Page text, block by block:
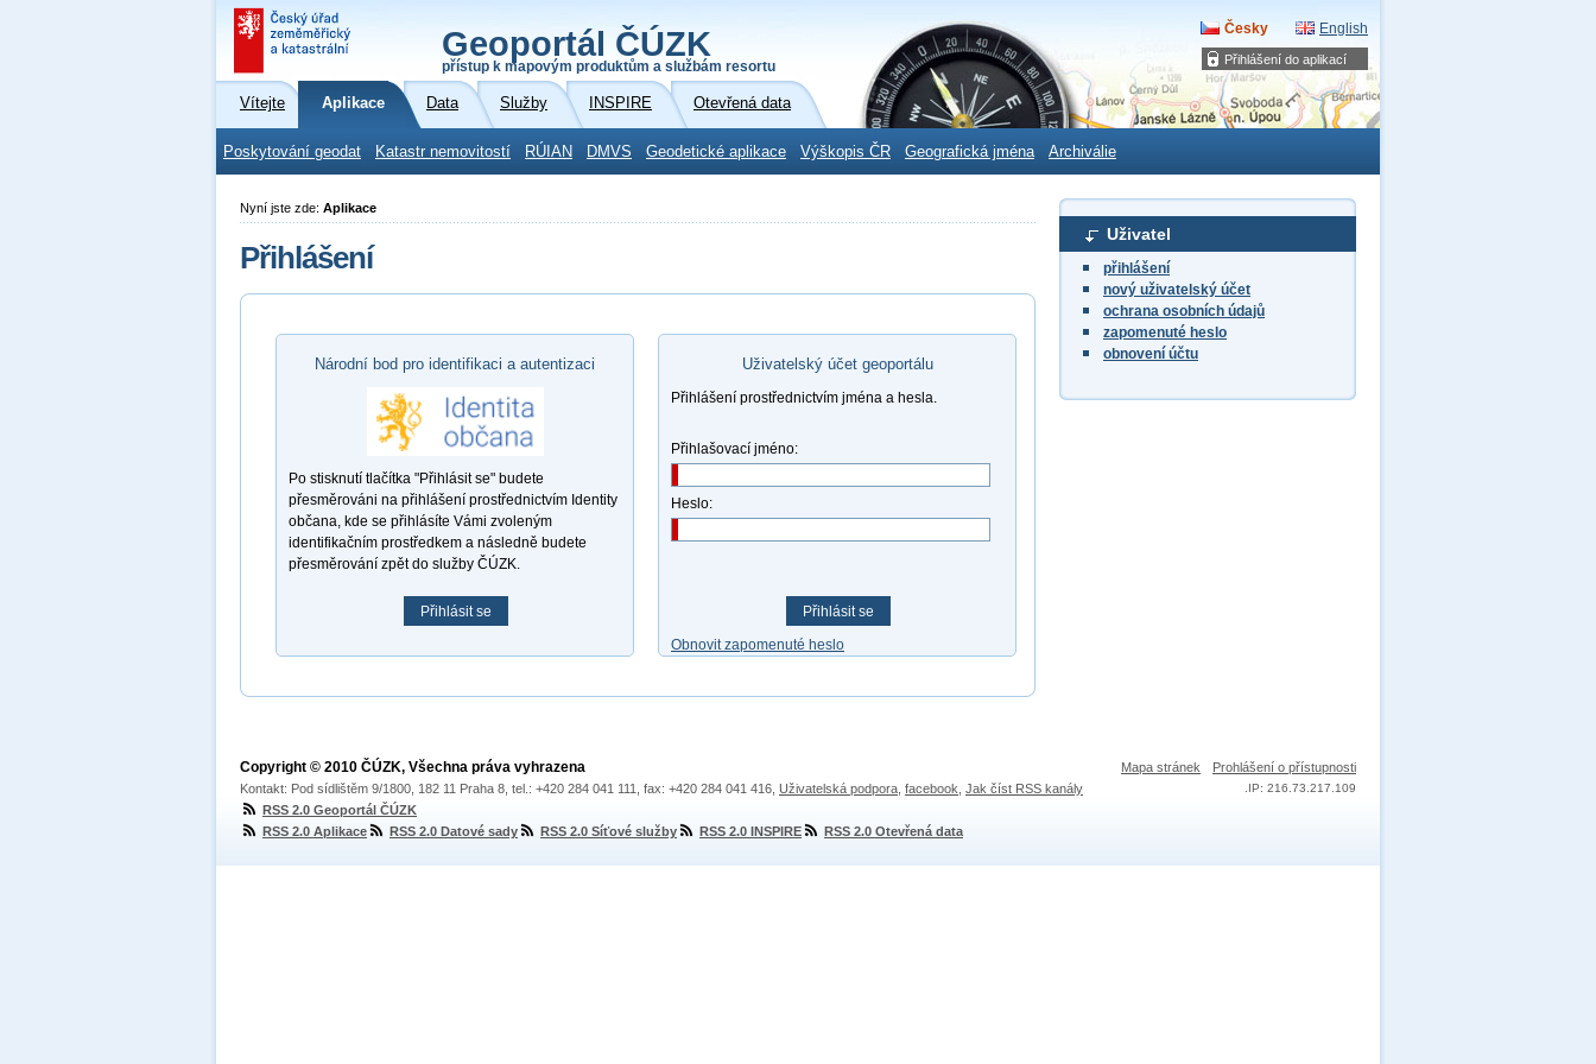
Přihlášení do aplikací
Geoportál ČÚZK
přístup k mapovým produktům a službám resortu
Česky English
Vítejte Aplikace Data Služby INSPIRE Otevřená data
Poskytování geodat Katastr nemovitostí RÚIAN DMVS Geodetické aplikace Výškopis ČR Geografická jména Archiválie
Uživatel
přihlášení
nový uživatelský účet
ochrana osobních údajů
zapomenuté heslo
obnovení účtu
Nyní jste zde: Aplikace
Přihlášení
Národní bod pro identifikaci a autentizaci
Po stisknutí tlačítka "Přihlásit se" budete
přesměrováni na přihlášení prostřednictvím Identity
občana, kde se přihlásíte Vámi zvoleným
identifikačním prostředkem a následně budete
přesměrování zpět do služby ČÚZK.
Přihlásit se
Uživatelský účet geoportálu
Přihlášení prostřednictvím jména a hesla.
Přihlašovací jméno:
Heslo:
Přihlásit se
Obnovit zapomenuté heslo
Mapa stránek Prohlášení o přístupnosti
IP: 216.73.217.109
Copyright © 2010 ČÚZK, Všechna práva vyhrazena
Kontakt: Pod sídlištěm 9/1800, 182 11 Praha 8, tel.: +420 284 041 111, fax: +420 284 041 416, Uživatelská podpora facebook Jak číst RSS kanály
RSS 2.0 Geoportál ČÚZK
RSS 2.0 Aplikace
RSS 2.0 Datové sady RSS 2.0 Síťové služby RSS 2.0 INSPIRE RSS 2.0 Otevřená data